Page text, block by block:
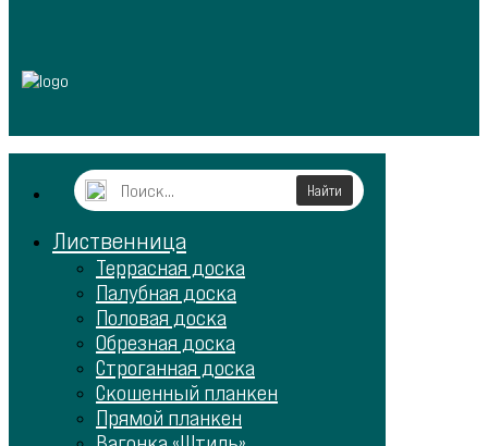
Лиственница
Террасная доска
Палубная доска
Половая доска
Обрезная доска
Строганная доска
Скошенный планкен
Прямой планкен